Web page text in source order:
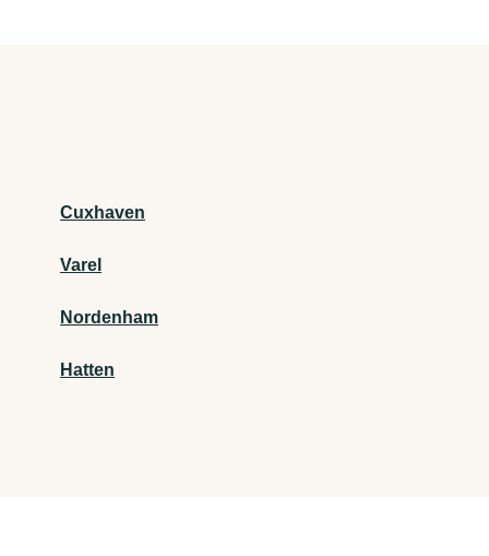
Cuxhaven
Varel
Nordenham
Hatten